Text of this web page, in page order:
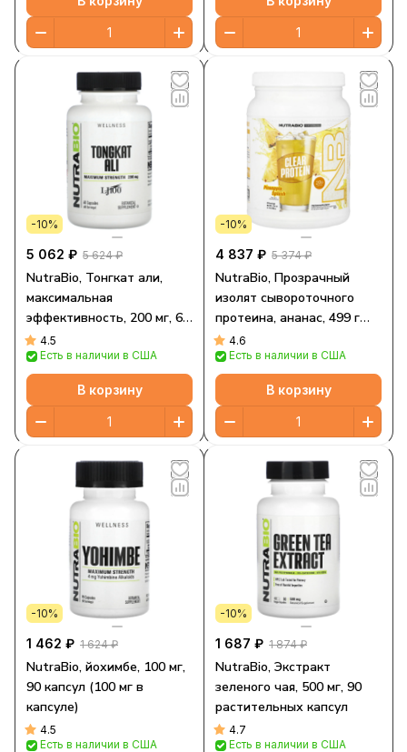
-10%
5 062 ₽ 5 624 ₽
NutraBio, Тонгкат али,
максимальная
эффективность, 200 мг, 60
капсул
4.5
Есть в наличии в США
В корзину
-10%
4 837 ₽ 5 374 ₽
NutraBio, Прозрачный
изолят сывороточного
протеина, ананас, 499 г
(1,1 фунта)
4.6
Есть в наличии в США
В корзину
-10%
1 462 ₽ 1 624 ₽
NutraBio, йохимбе, 100 мг,
90 капсул (100 мг в
капсуле)
4.5
Есть в наличии в США
-10%
1 687 ₽ 1 874 ₽
NutraBio, Экстракт
зеленого чая, 500 мг, 90
растительных капсул
4.7
Есть в наличии в США